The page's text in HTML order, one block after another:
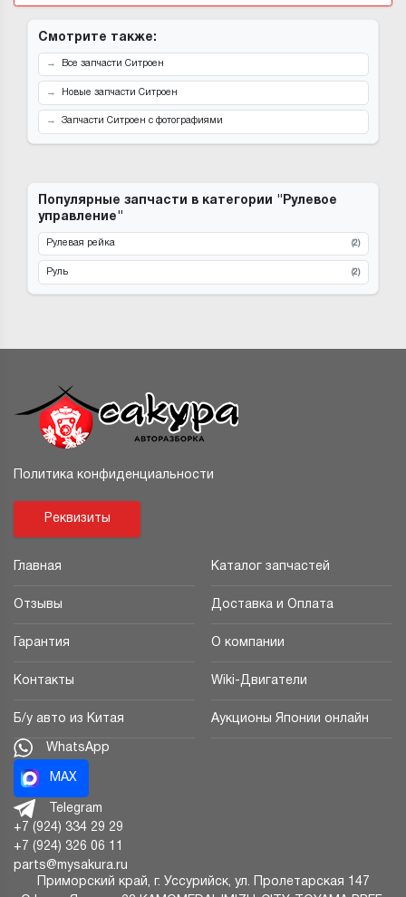
Смотрите также:
Все запчасти Ситроен
Новые запчасти Ситроен
Запчасти Ситроен с фотографиями
Популярные запчасти в категории "Рулевое
управление"
Рулевая рейка (2)
Руль (2)
Политика конфиденциальности
Реквизиты
Главная Каталог запчастей
Отзывы Доставка и Оплата
Гарантия О компании
Контакты Wiki-Двигатели
Б/у авто из Китая Аукционы Японии онлайн
WhatsApp
MAX
Telegram
+7 (924) 334 29 29
+7 (924) 326 06 11
parts@mysakura.ru
Приморский край, г. Уссурийск, ул. Пролетарская 147